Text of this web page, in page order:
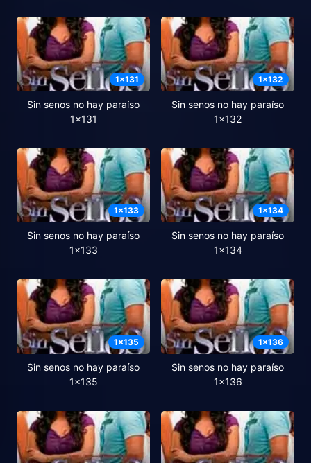
1x131
Sin senos no hay paraíso
1x131
1x132
Sin senos no hay paraíso
1x132
1x133
Sin senos no hay paraíso
1x133
1x134
Sin senos no hay paraíso
1x134
1x135
Sin senos no hay paraíso
1x135
1x136
Sin senos no hay paraíso
1x136